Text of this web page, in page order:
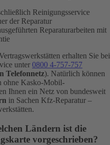
Reinigungsservice
der Reparatur
Reparaturarbeiten mit
erhalten Sie bei
unter 0800 4-757-757
Telefonnetz). Natürlich können
ohne Kasko-Mobil-
Ihnen ein Netz von bundesweit
in Sachen Kfz-Reparatur –
Ländern ist die
vorgeschrieben?